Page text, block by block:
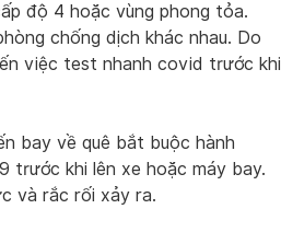
độ 4 hoặc vùng phong tỏa.
chống dịch khác nhau. Do
việc test nhanh covid trước khi
bay về quê bắt buộc hành
trước khi lên xe hoặc máy bay.
và rắc rối xảy ra.